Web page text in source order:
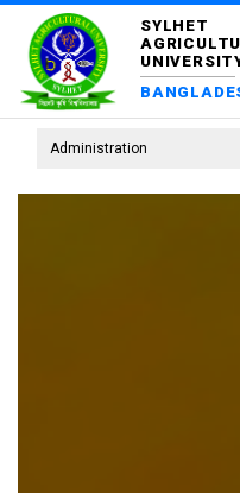
SYLHET
Administration